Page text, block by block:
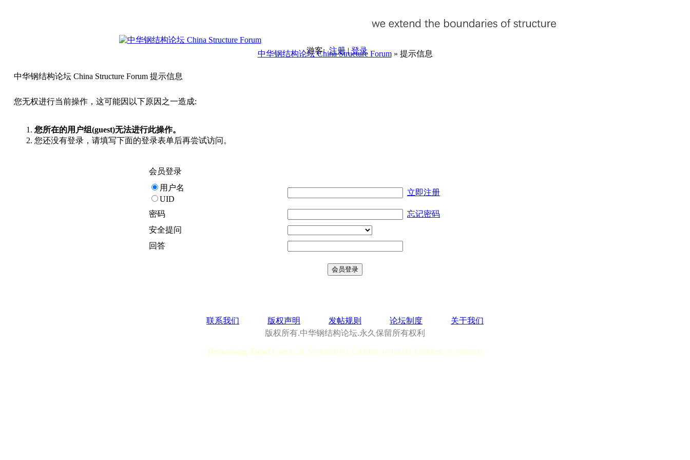
游客:注册|登录
中华钢结构论坛 China Structure Forum» 提示信息
中华钢结构论坛 China Structure Forum 提示信息
您无权进行当前操作，这可能因以下原因之一造成:
您所在的用户组(guest)无法进行此操作。
您还没有登录，请填写下面的登录表单后再尝试访问。
会员登录
用户名
UID
立即注册
密码
忘记密码
安全提问
回答
联系我们 版权声明 发帖规则 论坛制度
关于我们
版权所有.中华钢结构论坛.永久保留所有权利
[Processing Time] User:0.28, System:0.03, Children of user:0, Children of system:0